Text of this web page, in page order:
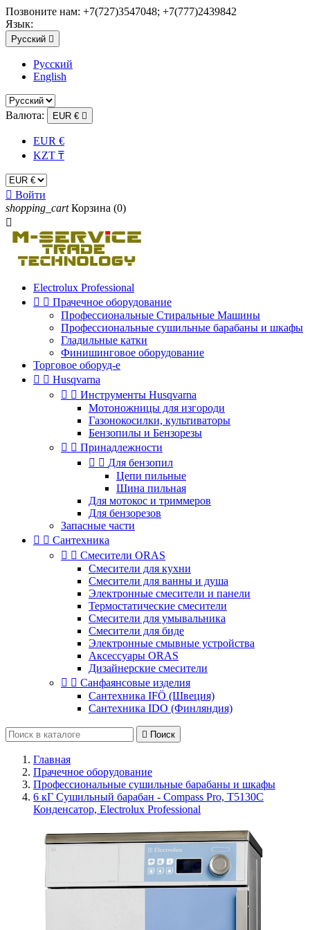
Позвоните нам: +7(727)3547048; +7(777)2439842
Язык:
Русский 
Русский
English
Валюта: EUR € 
EUR €
KZT ₸
 Войти
shopping_cart Корзина (0)

Electrolux Professional
  Прачечное оборудование
Профессиональные Стиральные Машины
Профессиональные сушильные барабаны и шкафы
Гладильные катки
Финишинговое оборудование
Торговое оборуд-е
  Husqvarna
  Инструменты Husqvarna
Мотоножницы для изгороди
Газонокосилки, культиваторы
Бензопилы и Бензорезы
  Принадлежности
  Для бензопил
Цепи пильные
Шина пильная
Для мотокос и триммеров
Для бензорезов
Запасные части
  Сантехника
  Смесители ORAS
Смесители для кухни
Смесители для ванны и душа
Электронные смесители и панели
Термостатические смесители
Смесители для умывальника
Смесители для биде
Электронные смывные устройства
Аксессуары ORAS
Дизайнерские смесители
  Санфаянсовые изделия
Сантехника IFÖ (Швеция)
Сантехника IDO (Финляндия)
 Поиск
Главная
Прачечное оборудование
Профессиональные сушильные барабаны и шкафы
6 кГ Сушильный барабан - Compass Pro, Т5130C
Конденсатор, Electrolux Professional